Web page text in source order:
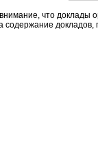
что доклады
содержание